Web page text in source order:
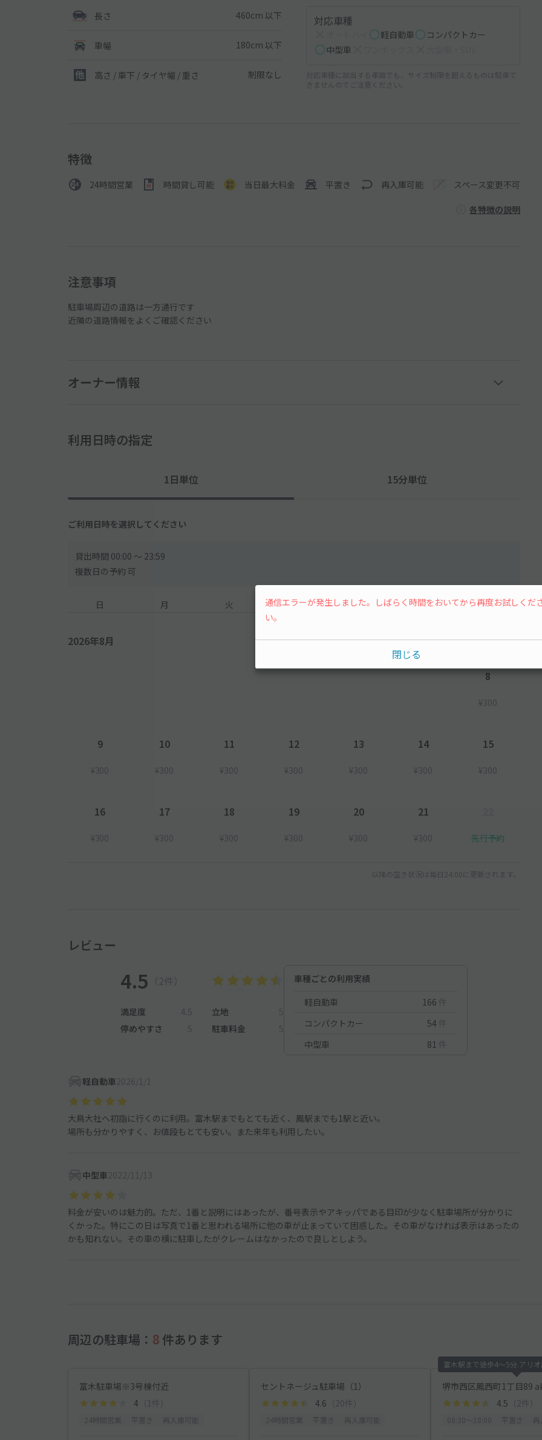
長さ 460cm 以下
車幅 180cm 以下
高さ / 車下 / タイヤ幅 / 重さ 制限なし
対応車種
軽自動車
コンパクトカー
中型車
対応車種に該当する車両でも、サイズ制限を超えるものは駐車で
きませんのでご注意ください。
特徴
24時間営業 時間貸し可能 当日最大料金 平置き 再入庫可能 スペース変更不可
各特徴の説明
注意事項
駐車場周辺の道路は一方通行です
近隣の道路情報をよくご確認ください
オーナー情報
利用日時の指定
1日単位 15分単位
ご利用日時を選択してください
貸出時間 00:00 〜 23:59
複数日の予約 可
日 月 火 水 木 金 土
2026年8月
8
¥300
9
¥300
10
¥300
11
¥300
12
¥300
13
¥300
14
¥300
15
¥300
16
¥300
17
¥300
18
¥300
19
¥300
20
¥300
21
¥300 先行予約
以降の空き状況は毎日24:00に更新されます。
レビュー
4.5 （2件）
満足度 4.5 立地
5
停めやすさ
5 駐車料金 5
車種ごとの利用実績
軽自動車
166 件
コンパクトカー
54 件
中型車
81 件
軽自動車2026/1/1
大鳥大社へ初詣に行くのに利用。富木駅までもとても近く、鳳駅までも1駅と近い。
場所も分かりやすく、お値段もとても安い。また来年も利用したい。
中型車2022/11/13
料金が安いのは魅力的。ただ、1番と説明にはあったが、番号表示やアキッパである目印が少なく駐車場所が分かりに
くかった。特にこの日は写真で1番と思われる場所に他の車が止まっていて困惑した。その車がなければ表示はあったの
かも知れない。その車の横に駐車したがクレームはなかったので良しとしよう。
周辺の駐車場： 8 件あります
富木駐車場※3号棟付近
4 （1件）
セントネージュ駐車場（1）
4.6 （20件）
富木駅まで徒歩4〜5分.アリ
4.5 （2件）
通信エラーが発生しました。しばらく時間をおいてから再度お試しくだ
い。
閉じる